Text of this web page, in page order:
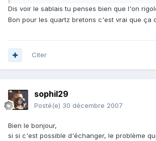
Dis voir le sablais tu penses bien que l'on
Bon pour les quartz bretons c'est vrai que ça
Citer
sophil29
Posté(e) 30 décembre 2007
Bien le bonjour,
si si c'est possible d'échanger, le problème